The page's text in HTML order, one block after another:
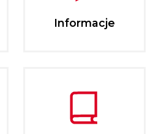
Informacje